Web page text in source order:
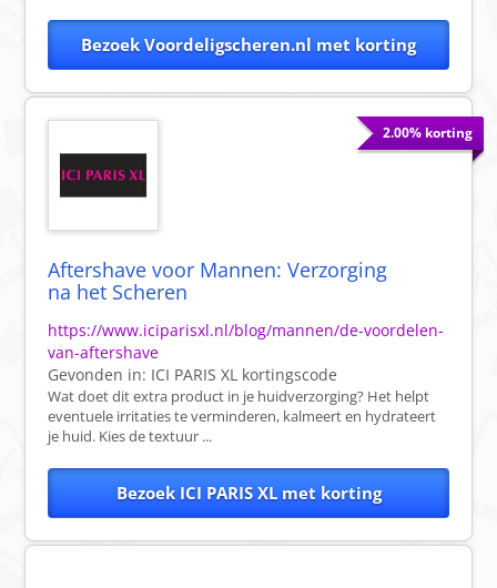
Bezoek Voordeligscheren.nl met korting
2.00% korting
Aftershave voor Mannen: Verzorging
na het Scheren
https://www.iciparisxl.nl/blog/mannen/de-voordelen-
van-aftershave
Gevonden in: ICI PARIS XL kortingscode
Wat doet dit extra product in je huidverzorging? Het helpt
eventuele irritaties te verminderen, kalmeert en hydrateert
je huid. Kies de textuur ...
Bezoek ICI PARIS XL met korting